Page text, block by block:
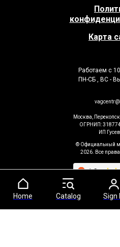
Home Catalog Sign
Home Catalog Sign
Москва,
ОГРНИП:
ИП
© Официальный
2026. Все
Работаем с
ПН-СБ , ВС -
Карта